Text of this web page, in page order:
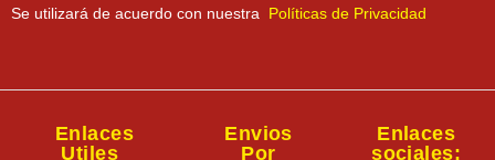
Se utilizará de acuerdo con nuestra Políticas de Privacidad
Enlaces
Utiles
Envios
Por
Enlaces
sociales: